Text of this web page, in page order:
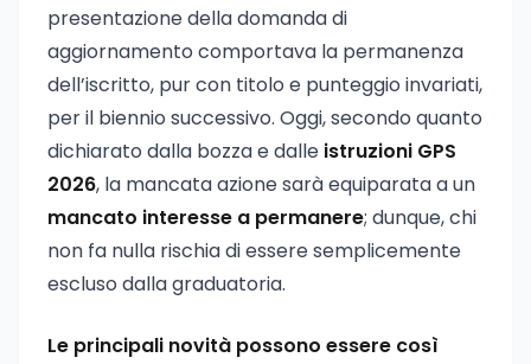
presentazione della domanda di
aggiornamento comportava la permanenza
dell’iscritto, pur con titolo e punteggio invariati,
per il biennio successivo. Oggi, secondo quanto
dichiarato dalla bozza e dalle istruzioni GPS
2026, la mancata azione sarà equiparata a un
mancato interesse a permanere; dunque, chi
non fa nulla rischia di essere semplicemente
escluso dalla graduatoria.
Le principali novità possono essere così